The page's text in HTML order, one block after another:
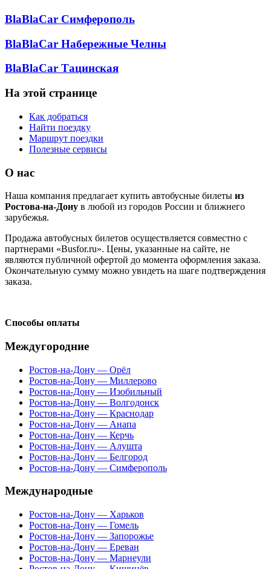
BlaBlaCar Симферополь
BlaBlaCar Набережные Челны
BlaBlaCar Тацинская
На этой странице
Как добраться
Найти поездку
Маршрут поездки
Полезные сервисы
О нас
Наша компания предлагает купить автобусные билеты из
Ростова-на-Дону в любой из городов России и ближнего
зарубежья.
Продажа автобусных билетов осуществляется совместно с
партнерами «Busfor.ru». Цены, указанные на сайте, не
являются публичной офертой до момента оформления заказа.
Окончательную сумму можно увидеть на шаге подтверждения
заказа.
Способы оплаты
Междугородние
Ростов-на-Дону — Орёл
Ростов-на-Дону — Миллерово
Ростов-на-Дону — Изобильный
Ростов-на-Дону — Волгодонск
Ростов-на-Дону — Краснодар
Ростов-на-Дону — Анапа
Ростов-на-Дону — Керчь
Ростов-на-Дону — Алушта
Ростов-на-Дону — Белгород
Ростов-на-Дону — Симферополь
Международные
Ростов-на-Дону — Харьков
Ростов-на-Дону — Гомель
Ростов-на-Дону — Запорожье
Ростов-на-Дону — Ереван
Ростов-на-Дону — Марнеули